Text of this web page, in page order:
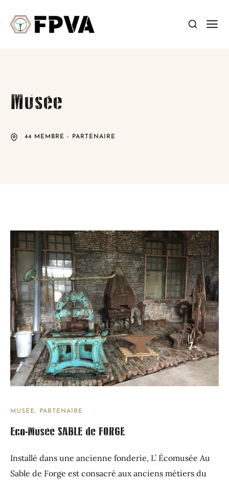
Musée
44 MEMBRE - PARTENAIRE
MUSÉE PARTENAIRE
Eco-Musée SABLE de FORGE
Installé dans une ancienne fonderie, L’ Ėcomusée Au
Sable de Forge est consacré aux anciens métiers du